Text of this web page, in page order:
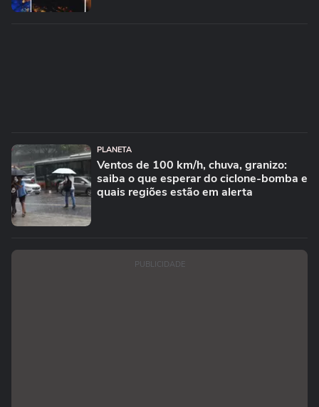
PLANETA
Ventos de 100 km/h, chuva, granizo:
saiba o que esperar do ciclone-bomba e
quais regiões estão em alerta
PUBLICIDADE